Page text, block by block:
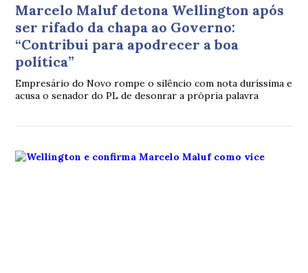
Marcelo Maluf detona Wellington após
ser rifado da chapa ao Governo:
“Contribui para apodrecer a boa
política”
Empresário do Novo rompe o silêncio com nota duríssima e
acusa o senador do PL de desonrar a própria palavra